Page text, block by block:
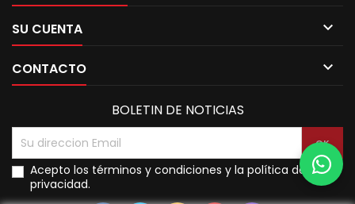
SU CUENTA 
CONTACTO 
BOLETIN DE NOTICIAS
Acepto los términos y condiciones y la política de
privacidad.